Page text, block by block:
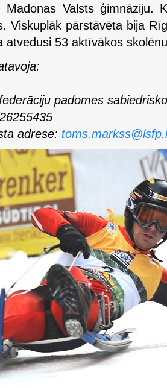
Madonas Valsts ģimnāziju.
Viskuplāk pārstāvēta bija
atvedusi 53 aktīvākos
padomes
adrese: